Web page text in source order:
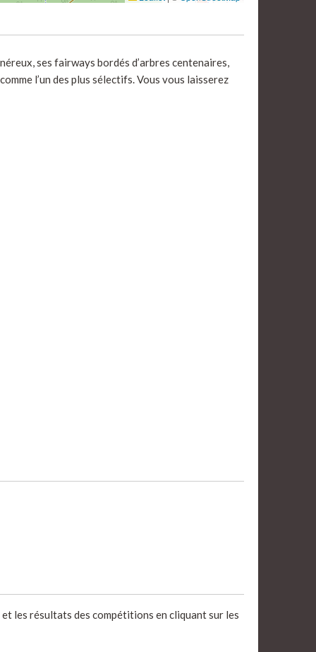
ses fairways bordés d’arbres centenaires,
l’un des plus sélectifs. Vous vous laisserez
les résultats des compétitions en cliquant sur les